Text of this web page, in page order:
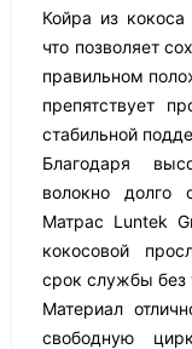
Койра из кокоса
что позволяет
правильном
препятствует
стабильной
Благодаря
волокно долго
Матрас Luntek
кокосовой
срок службы без
Материал
свободную